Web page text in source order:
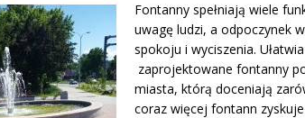
Fontanny spełniają wiele
uwagę ludzi, a odpoczynek
spokoju i wyciszenia.
zaprojektowane fontanny
miasta, którą doceniają
coraz więcej fontann